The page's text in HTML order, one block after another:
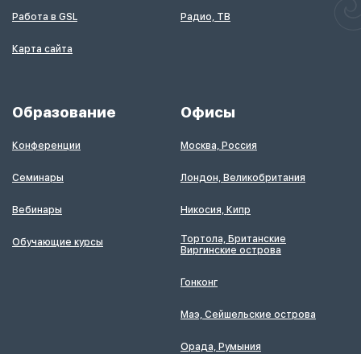
Работа в GSL
Карта сайта
Радио, ТВ
Образование
Конференции
Семинары
Вебинары
Обучающие курсы
Офисы
Москва, Россия
Лондон, Великобритания
Никосия, Кипр
Тортола, Британские
Виргинские острова
Гонконг
Маэ, Сейшельские острова
Орада, Румыния